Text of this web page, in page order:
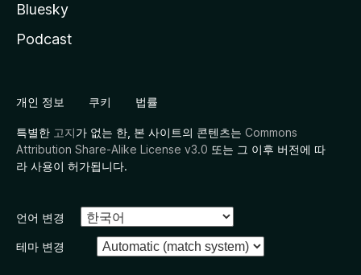
Bluesky
Podcast
개인 정보 쿠키 법률
특별한 고지가 없는 한, 본 사이트의 콘텐츠는 Commons
Attribution Share-Alike License v3.0 또는 그 이후 버전에 따
라 사용이 허가됩니다.
언어 변경
테마 변경